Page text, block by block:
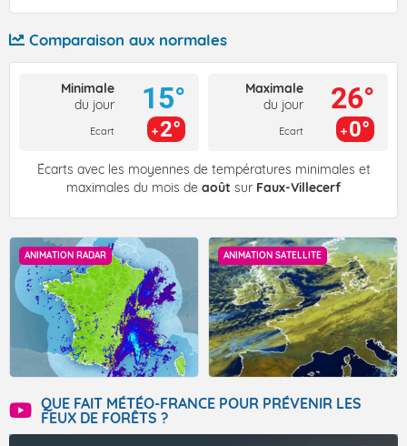
Comparaison aux normales
Minimale
du jour
Ecart
15°
2°
Maximale
du jour
Ecart
26°
0°
Écarts avec les moyennes de températures minimales et
maximales du mois de août sur Faux-Villecerf
ANIMATION RADAR ANIMATION SATELLITE
QUE FAIT MÉTÉO-FRANCE POUR PRÉVENIR LES
FEUX DE FORÊTS ?